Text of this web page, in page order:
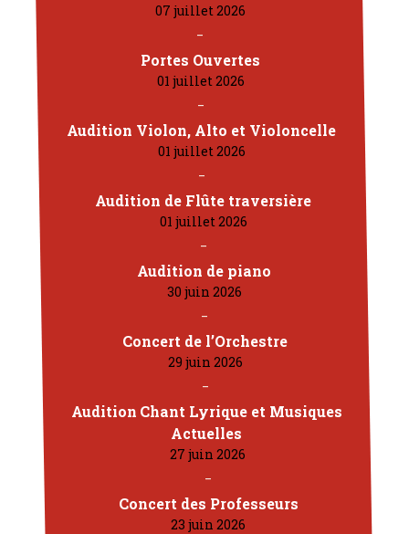
07 juillet 2026
Portes Ouvertes
01 juillet 2026
Audition Violon, Alto et Violoncelle
01 juillet 2026
Audition de Flûte traversière
01 juillet 2026
Audition de piano
30 juin 2026
Concert de l’Orchestre
29 juin 2026
Audition Chant Lyrique et Musiques
Actuelles
27 juin 2026
Concert des Professeurs
23 juin 2026